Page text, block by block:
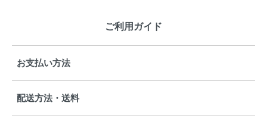
ご利用ガイド
お支払い方法
配送方法・送料